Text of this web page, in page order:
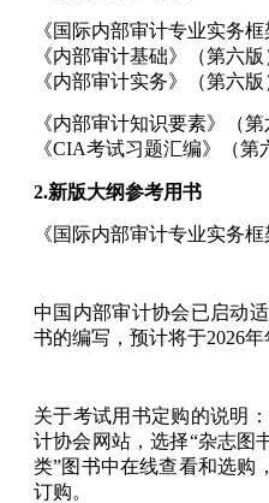
《国际内部审计专业实务框
《内部审计基础》（第六版
《内部审计实务》（第六版
《内部审计知识要素》（第
《CIA考试习题汇编》（第
2.新版大纲参考用书
《国际内部审计专业实务框
中国内部审计协会已启动
书的编写，预计将于2026年
关于考试用书定购的说明
计协会网站，选择“杂志图
类”图书中在线查看和选购
订购。